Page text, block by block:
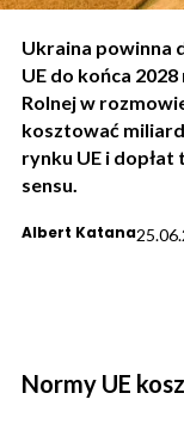
Ukraina powinna
UE do końca
Rolnej w
kosztować
rynku UE i
sensu.
Albert Katana
Normy UE